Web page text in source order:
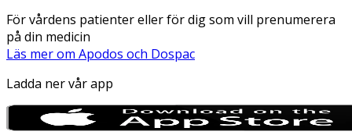
För vårdens patienter eller för dig som vill prenumerera
på din medicin
Läs mer om Apodos och Dospac
Ladda ner vår app